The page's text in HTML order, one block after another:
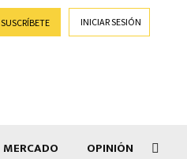
SUSCRÍBETE INICIAR SESIÓN
MERCADO OPINIÓN